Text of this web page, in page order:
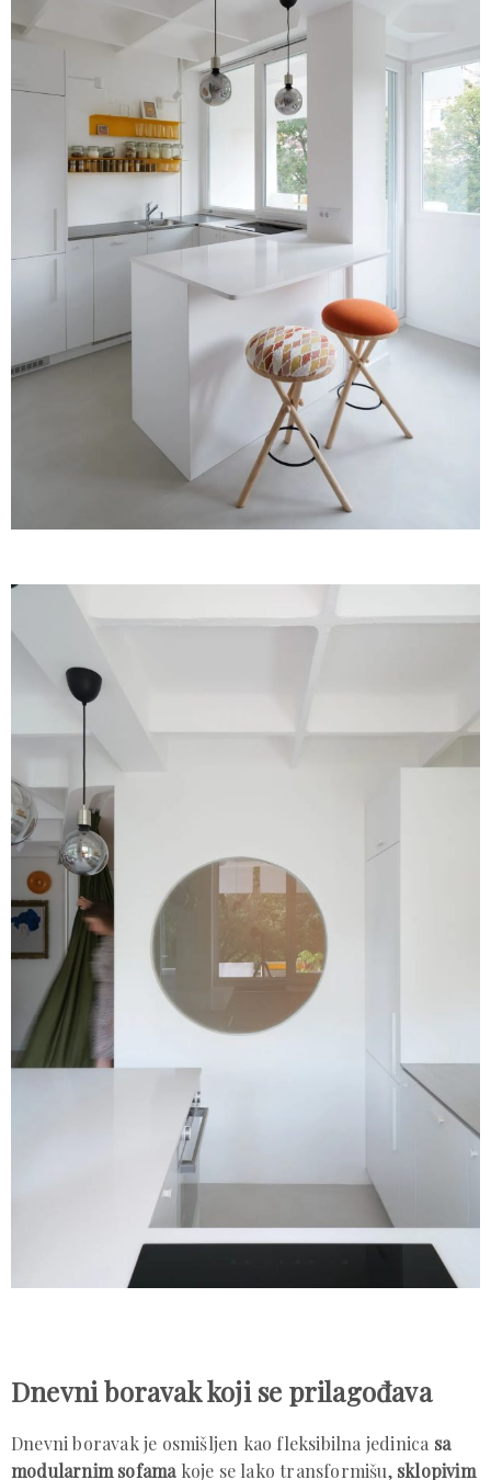
Dnevni boravak koji se prilagođava
Dnevni boravak je osmišljen kao fleksibilna jedinica sa
modularnim sofamakoje se lako transformišu,sklopivim